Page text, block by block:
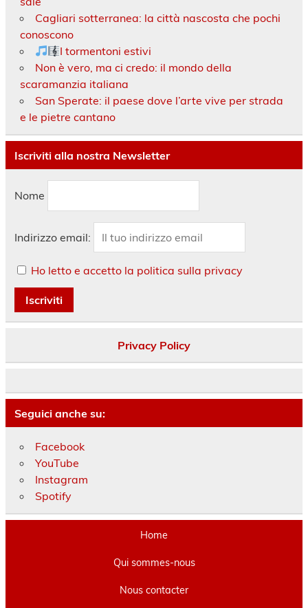
Cagliari sotterranea: la città nascosta che pochi
conoscono
I tormentoni estivi
Non è vero, ma ci credo: il mondo della
scaramanzia italiana
San Sperate: il paese dove l’arte vive per strada
e le pietre cantano
Iscriviti alla nostra Newsletter
Nome
Indirizzo email:
Ho letto e accetto la politica sulla privacy
Privacy Policy
Seguici anche su:
Facebook
YouTube
Instagram
Spotify
Home
Qui sommes-nous
Nous contacter